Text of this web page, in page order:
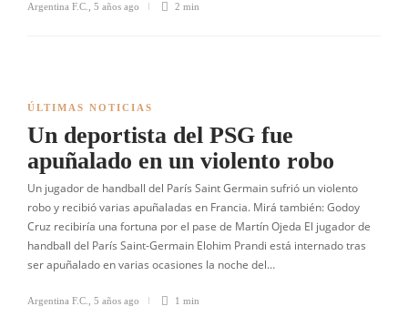
Argentina F.C. 5 años ago 2 min
ÚLTIMAS NOTICIAS
Un deportista del PSG fue
apuñalado en un violento robo
Un jugador de handball del París Saint Germain sufrió un violento
robo y recibió varias apuñaladas en Francia. Mirá también: Godoy
Cruz recibiría una fortuna por el pase de Martín Ojeda El jugador de
handball del París Saint-Germain Elohim Prandi está internado tras
ser apuñalado en varias ocasiones la noche del…
Argentina F.C. 5 años ago 1 min